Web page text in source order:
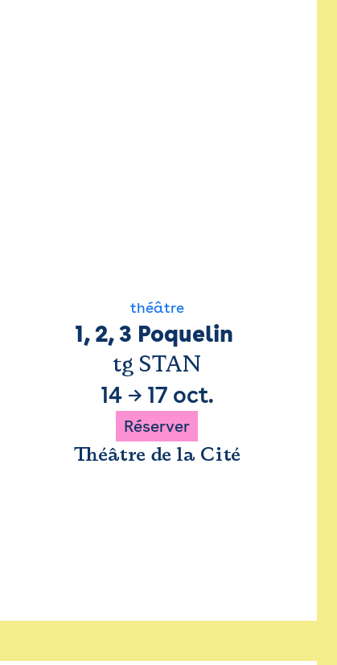
théâtre
1, 2, 3 Poquelin
tg STAN
14→ 17 oct.
Réserver
Théâtre de la Cité